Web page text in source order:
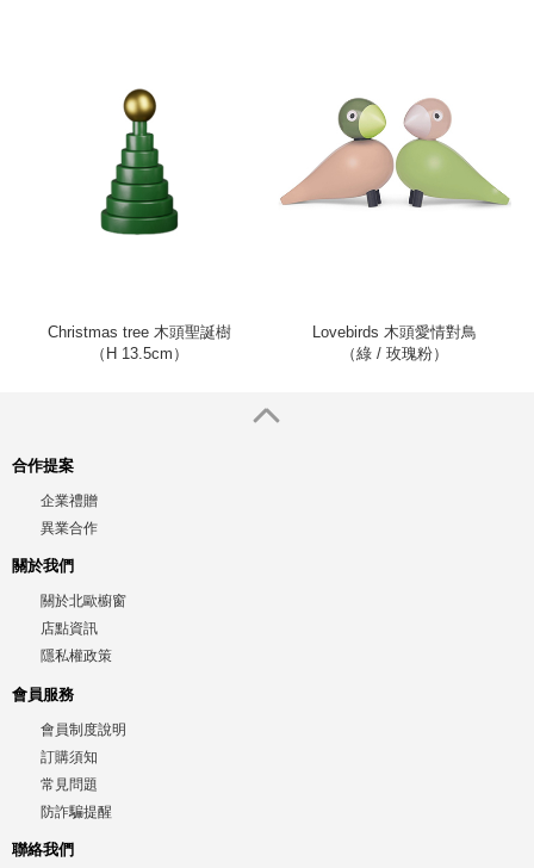
Christmas tree 木頭聖誕樹
（H 13.5cm）
Lovebirds 木頭愛情對鳥
（綠 / 玫瑰粉）
合作提案
企業禮贈
異業合作
關於我們
關於北歐櫥窗
店點資訊
隱私權政策
會員服務
會員制度說明
訂購須知
常見問題
防詐騙提醒
聯絡我們